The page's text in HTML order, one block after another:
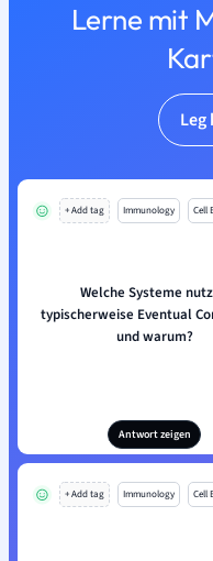
Lerne mit
+ Add tag Immunology Cell
Welche Systeme
typischerweise Eventual
und warum?
Antwort zeigen
+ Add tag Immunology Cell